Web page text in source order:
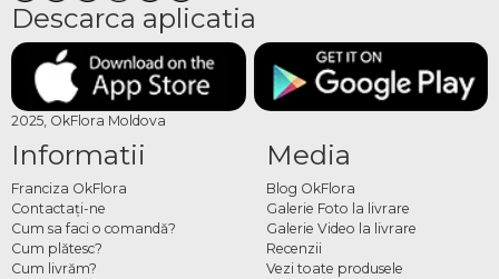
Descarca aplicatia
2025, OkFlora Moldova
Informatii
Franciza OkFlora
Contactaţi-ne
Cum sa faci o comandă?
Cum plătesc?
Cum livrăm?
Media
Blog OkFlora
Galerie Foto la livrare
Galerie Video la livrare
Recenzii
Vezi toate produsele